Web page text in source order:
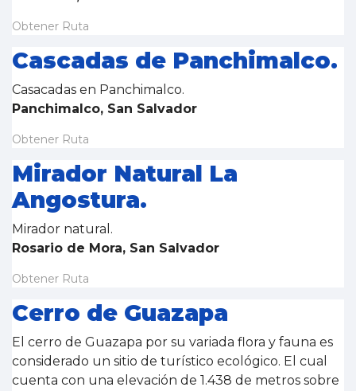
Obtener Ruta
Cascadas de Panchimalco.
Casacadas en Panchimalco.
Panchimalco, San Salvador
Obtener Ruta
Mirador Natural La
Angostura.
Mirador natural.
Rosario de Mora, San Salvador
Obtener Ruta
Cerro de Guazapa
El cerro de Guazapa por su variada flora y fauna es
considerado un sitio de turístico ecológico. El cual
cuenta con una elevación de 1.438 de metros sobre